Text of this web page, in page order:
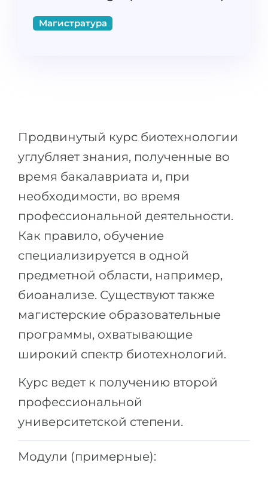
ШТУДИЕНКОЛЛЕГ
Подготовка к штудиенколлег
Специальные курсы
Математика
Портфолио
Города
ПРОФЕССИИ
Профессии
Специальности
Примеры вакансий
КАРЬЕРНОЕ ОРИЕНТИРОВАНИЕ
Тест Голланда
Бакалавриат
Школы 12 классов (NIS)
Колледжа
IB-Diploma
1 курса
2-3 курса
Бакалавриата
ПОСТУПАЕМ НА...
Медицина
Инженерия
Физика
Другая специальность
ПОСТУПАЕМ ИЗ...
Россия
Украина
Магистратура
Продвинутый курс биотехнологии
углубляет знания, полученные во
время бакалавриата и, при
необходимости, во время
профессиональной деятельности.
Как правило, обучение
специализируется в одной
предметной области, например,
биоанализе. Существуют также
магистерские образовательные
программы, охватывающие
широкий спектр биотехнологий.
Курс ведет к получению второй
профессиональной
университетской степени.
Модули (примерные):